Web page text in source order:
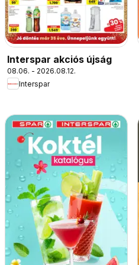
Interspar akciós újság
08.06. - 2026.08.12.
Interspar